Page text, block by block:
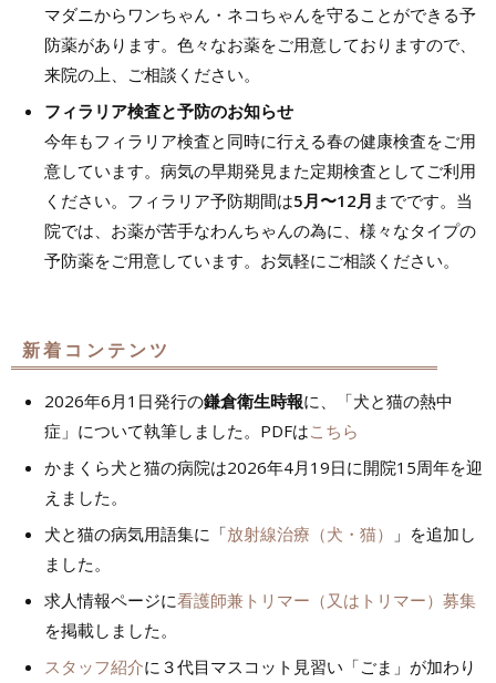
マダニからワンちゃん・ネコちゃんを守ることができる予
防薬があります。色々なお薬をご用意しておりますので、
来院の上、ご相談ください。
フィラリア検査と予防のお知らせ
今年もフィラリア検査と同時に行える春の健康検査をご用
意しています。病気の早期発見また定期検査としてご利用
ください。フィラリア予防期間は5月〜12月 までです。当
院では、お薬が苦手なわんちゃんの為に、様々なタイプの
予防薬をご用意しています。お気軽にご相談ください。
新着コンテンツ
2026年6月1日発行の鎌倉衛生時報に、「犬と猫の熱中
症」について執筆しました。PDFはこちら
かまくら犬と猫の病院は2026年4月19日に開院15周年を迎
えました。
犬と猫の病気用語集に「放射線治療（犬・猫）
」を追加し
ました。
求人情報ページに看護師兼トリマー（又はトリマー）募集
を掲載しました。
スタッフ紹介に３代目マスコット見習い「ごま」が加わり